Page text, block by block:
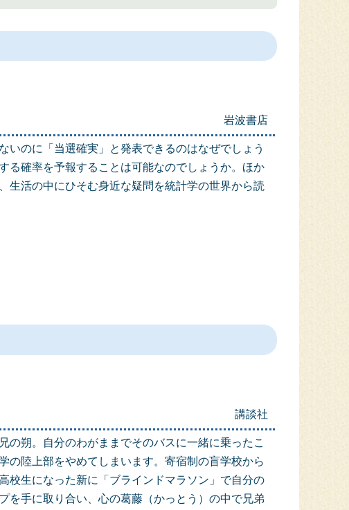
岩波書店
いのに「当選確実」と発表できるのはなぜでしょう
る確率を予報することは可能なのでしょうか。ほか
生活の中にひそむ身近な疑問を統計学の世界から読
講談社
の朔。自分のわがままでそのバスに一緒に乗ったこ
の陸上部をやめてしまいます。寄宿制の盲学校から
校生になった新に「ブラインドマラソン」で自分の
を手に取り合い、心の葛藤（かっとう）の中で兄弟